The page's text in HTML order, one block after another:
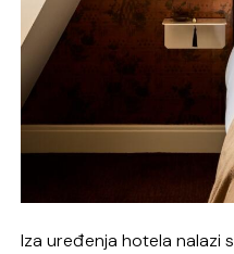
Iza uređenja hotela nalazi